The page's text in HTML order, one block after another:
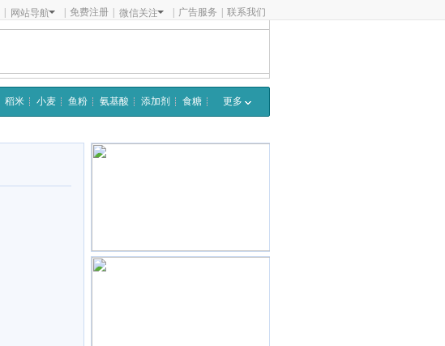
网站导航 免费注册 微信关注 广告服务 联系我们
稻米 小麦 鱼粉 氨基酸 添加剂 食糖 更多